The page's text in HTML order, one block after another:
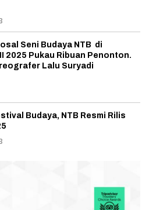
Seni Budaya NTB di
2025 Pukau Ribuan Penonton.
Lalu Suryadi
Budaya, NTB Resmi Rilis